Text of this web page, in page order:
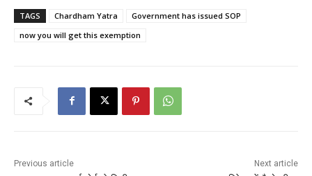
c
e
st
o
o
n
ai
l
ar
e
TAGS Chardham Yatra
Government has issued SOP
now you will get this exemption
Previous article Next article